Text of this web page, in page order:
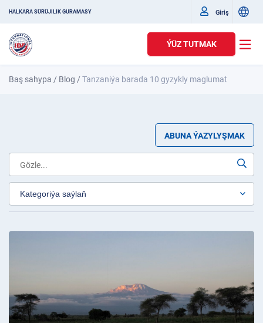
HALKARA SÜRÜJILIK GURAMASY Giriş
ÝÜZ TUTMAK
Baş sahypa / Blog /Tanzaniýa barada 10 gyzykly maglumat
ABUNA ÝAZYLYŞMAK